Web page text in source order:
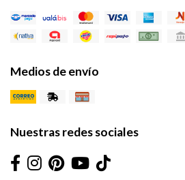
Medios de envío
Nuestras redes sociales